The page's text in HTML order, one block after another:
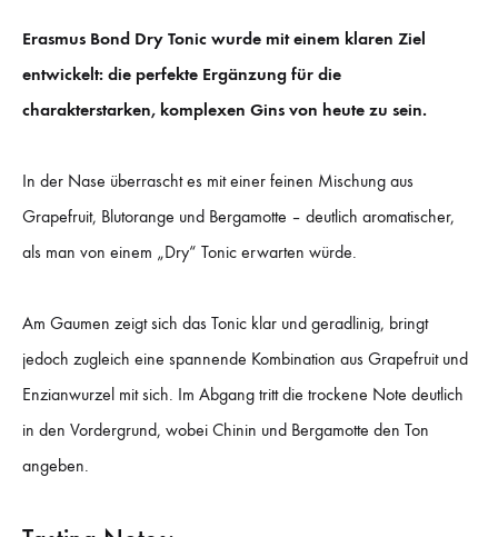
Erasmus Bond Dry Tonic wurde mit einem klaren Ziel
entwickelt: die perfekte Ergänzung für die
charakterstarken, komplexen Gins von heute zu sein.
In der Nase überrascht es mit einer feinen Mischung aus
Grapefruit, Blutorange und Bergamotte – deutlich aromatischer,
als man von einem „Dry“ Tonic erwarten würde.
Am Gaumen zeigt sich das Tonic klar und geradlinig, bringt
jedoch zugleich eine spannende Kombination aus Grapefruit und
Enzianwurzel mit sich. Im Abgang tritt die trockene Note deutlich
in den Vordergrund, wobei Chinin und Bergamotte den Ton
angeben.